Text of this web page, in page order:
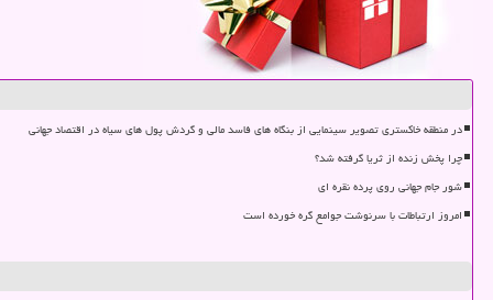
در منطقه خاکستری تصویر سینمایی از بنگاه های فاسد مالی و گردش پول های سیاه در اقتصاد جهانی
چرا پخش زنده از ثریا گرفته شد؟
شور جام جهانی روی پرده نقره ای
امروز ارتباطات با سرنوشت جوامع گره خورده است